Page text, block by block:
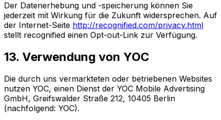
Der Datenerhebung und -speicherung können Sie
jederzeit mit Wirkung für die Zukunft widersprechen. Auf
der Internet-Seite http://recognified.com/privacy.html
stellt recognified einen Opt-out-Link zur Verfügung.
13. Verwendung von YOC
Die durch uns vermarkteten oder betriebenen Websites
nutzen YOC, einen Dienst der YOC Mobile Advertising
GmbH, Greifswalder Straße 212, 10405 Berlin
(nachfolgend: YOC).